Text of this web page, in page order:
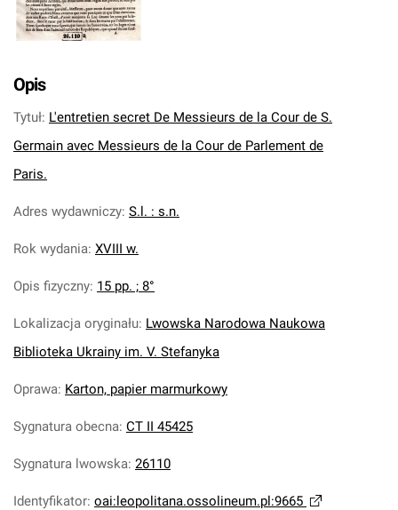
Opis
Tytuł: L'entretien secret De Messieurs de la Cour de S.
Germain avec Messieurs de la Cour de Parlement de
Paris.
Adres wydawniczy: S.l. : s.n.
Rok wydania: XVIII w.
Opis fizyczny: 15 pp. ; 8°
Lokalizacja oryginału: Lwowska Narodowa Naukowa
Biblioteka Ukrainy im. V. Stefanyka
Oprawa: Karton, papier marmurkowy
Sygnatura obecna: CT II 45425
Sygnatura lwowska: 26110
Identyfikator: oai:leopolitana.ossolineum.pl:9665